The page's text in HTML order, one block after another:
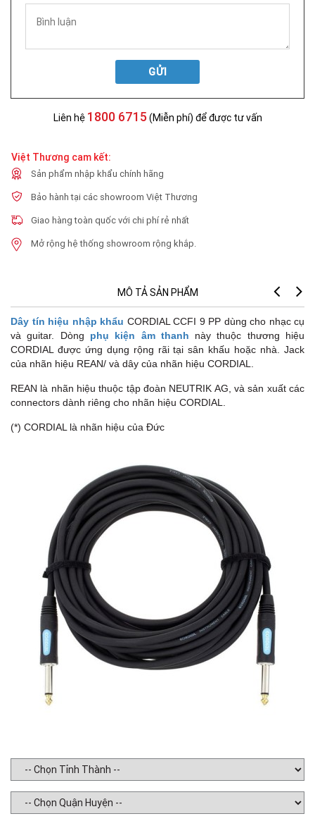
GỬI
Liên hệ 1800 6715 (Miễn phí) để được tư vấn
Việt Thương cam kết:
Sản phẩm nhập khẩu chính hãng
Bảo hành tại các showroom Việt Thương
Giao hàng toàn quốc với chi phí rẻ nhất
Mở rộng hệ thống showroom rộng khắp.
MÔ TẢ SẢN PHẨM
Dây tín hiệu nhập khẩu CORDIAL CCFI 9 PP dùng cho nhạc cụ
và guitar. Dòng phụ kiện âm thanh này thuộc thương hiệu
CORDIAL được ứng dụng rộng rãi tại sân khấu hoặc nhà. Jack
của nhãn hiệu REAN/ và dây của nhãn hiệu CORDIAL.
REAN là nhãn hiệu thuộc tập đoàn NEUTRIK AG, và sản xuất các
connectors dành riêng cho nhãn hiệu CORDIAL.
(*) CORDIAL là nhãn hiệu của Đức